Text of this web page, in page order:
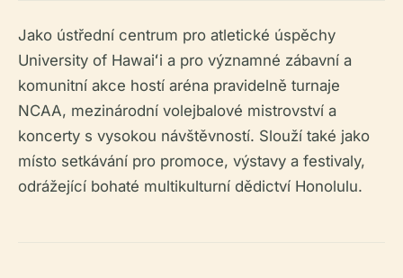
Jako ústřední centrum pro atletické úspěchy
University of Hawaiʻi a pro významné zábavní a
komunitní akce hostí aréna pravidelně turnaje
NCAA, mezinárodní volejbalové mistrovství a
koncerty s vysokou návštěvností. Slouží také jako
místo setkávání pro promoce, výstavy a festivaly,
odrážející bohaté multikulturní dědictví Honolulu.